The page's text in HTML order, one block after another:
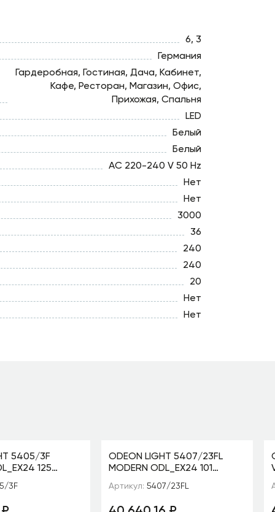
6, 3
Германия
Гардеробная, Гостиная, Дача, Кабинет,
Кафе, Ресторан, Магазин, Офис,
Прихожая, Спальня
LED
Белый
Белый
AC 220-240 V 50 Hz
Нет
Нет
3000
36
240
240
20
Нет
Нет
5405/3F
125
голубой/
матов./
3F
ODEON LIGHT 5407/23FL
MODERN ODL_EX24 101
черный/золотой/металл/
стекло Торшер LED 23W
Артикул: 5407/23FL